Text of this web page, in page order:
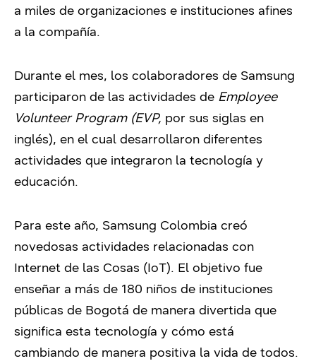
a miles de organizaciones e instituciones afines
a la compañía.
Durante el mes, los colaboradores de Samsung
participaron de las actividades de Employee
Volunteer Program (EVP, por sus siglas en
inglés), en el cual desarrollaron diferentes
actividades que integraron la tecnología y
educación.
Para este año, Samsung Colombia creó
novedosas actividades relacionadas con
Internet de las Cosas (IoT). El objetivo fue
enseñar a más de 180 niños de instituciones
públicas de Bogotá de manera divertida que
significa esta tecnología y cómo está
cambiando de manera positiva la vida de todos.